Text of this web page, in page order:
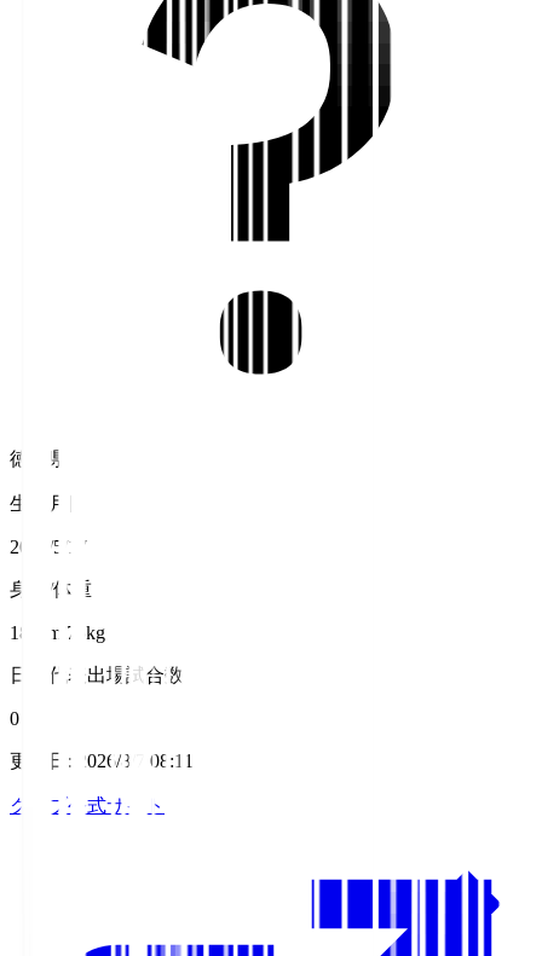
徳島県
生年月日
2009/5/17
身長/体重
187cm/75kg
日本代表出場試合数
0
更新日 : 2026/8/7 08:11
クラブ公式サイト